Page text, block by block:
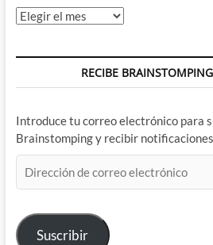
Archivos
RECIBE
Introduce tu correo electrónico para
Brainstomping y recibir
de
electrónico
Suscribir